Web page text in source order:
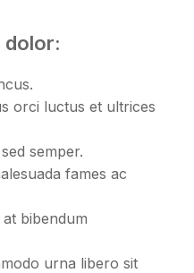
dolor:
orci luctus et ultrices
semper.
fames ac
bibendum
urna libero sit